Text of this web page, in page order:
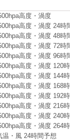
高度・渦度
高度・渦度 24時
高度・渦度 48時
高度・渦度 72時
高度・渦度 96時
高度・渦度 120
高度・渦度 144
高度・渦度 168
高度・渦度 192
高度・渦度 216
高度・渦度 240
高度・渦度 264
温・風 24時間予想